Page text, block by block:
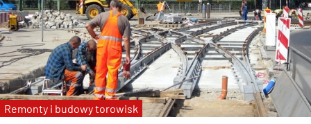
Remonty i budowy torowisk